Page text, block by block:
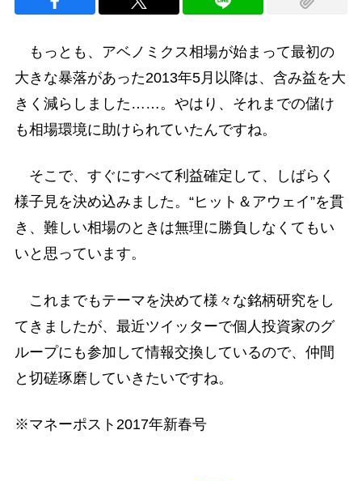
もっとも、アベノミクス相場が始まって最初の
大きな暴落があった2013年5月以降は、含み益を大
きく減らしました……。やはり、それまでの儲け
も相場環境に助けられていたんですね。
そこで、すぐにすべて利益確定して、しばらく
様子見を決め込みました。“ヒット＆アウェイ”を貫
き、難しい相場のときは無理に勝負しなくてもい
いと思っています。
これまでもテーマを決めて様々な銘柄研究をし
てきましたが、最近ツイッターで個人投資家のグ
ループにも参加して情報交換しているので、仲間
と切磋琢磨していきたいですね。
※マネーポスト2017年新春号